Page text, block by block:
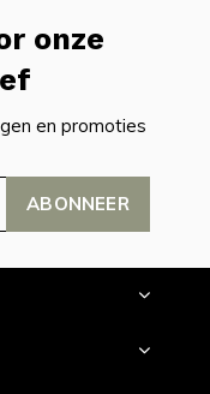
onze
en promoties
ABONNEER